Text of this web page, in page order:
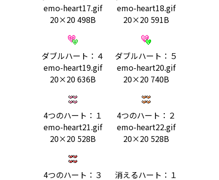
emo-heart17.gif
20×20 498B
emo-heart18.gif
20×20 591B
ダブルハート：４
emo-heart19.gif
20×20 636B
ダブルハート：５
emo-heart20.gif
20×20 740B
4つのハート：１
emo-heart21.gif
20×20 528B
4つのハート：２
emo-heart22.gif
20×20 528B
4つのハート：３
消えるハート：１